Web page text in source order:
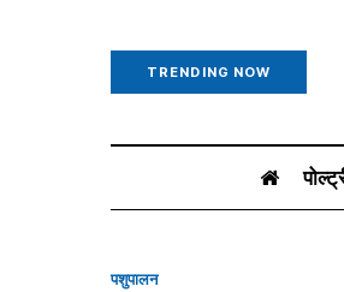
TRENDING NOW
पशुपालन